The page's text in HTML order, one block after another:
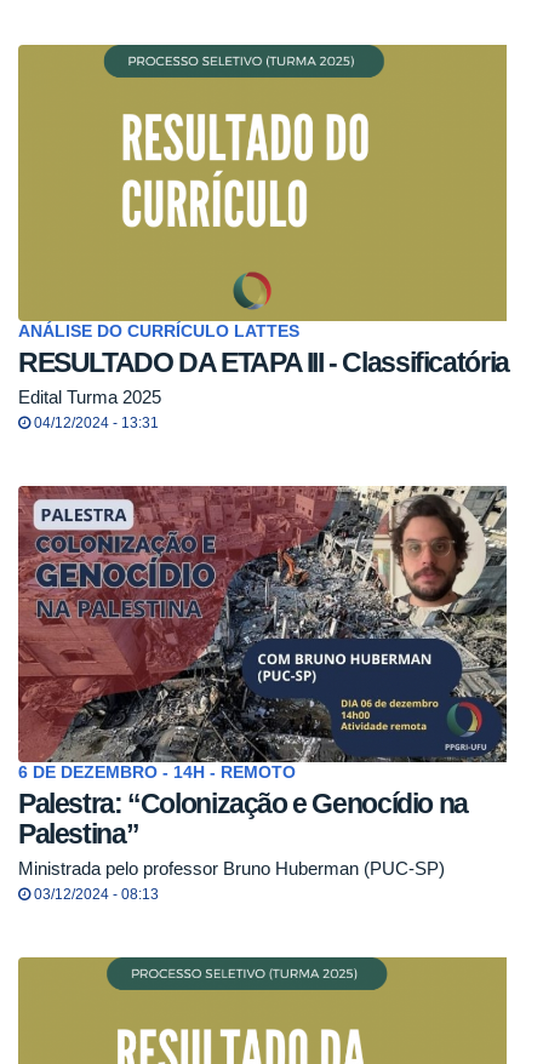
ANÁLISE DO CURRÍCULO LATTES
RESULTADO DA ETAPA III - Classificatória
Edital Turma 2025
04/12/2024 - 13:31
6 DE DEZEMBRO - 14H - REMOTO
Palestra: “Colonização e Genocídio na
Palestina”
Ministrada pelo professor Bruno Huberman (PUC-SP)
03/12/2024 - 08:13